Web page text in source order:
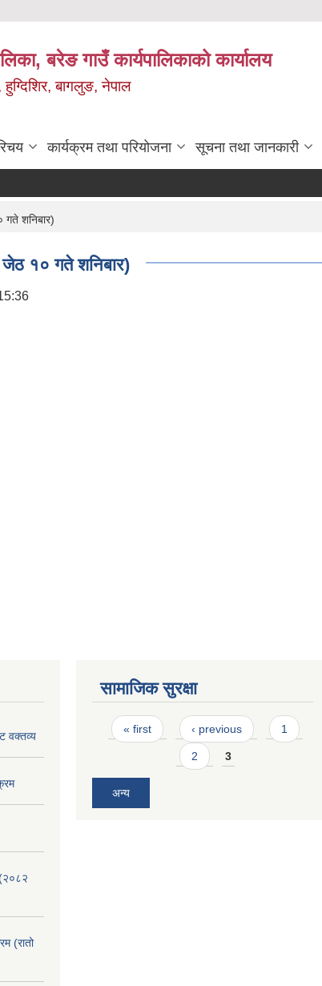
बरेङ गाउँ कार्यपालिकाको कार्यालय
बागलुङ, नेपाल
कार्यक्रम तथा परियोजना सूचना तथा जानकारी
गते शनिबार)
जेठ १० गते शनिबार)
वक्तव्य
(रातो
सामाजिक सुरक्षा
Pages
« first ‹ previous 1
2 3
अन्य